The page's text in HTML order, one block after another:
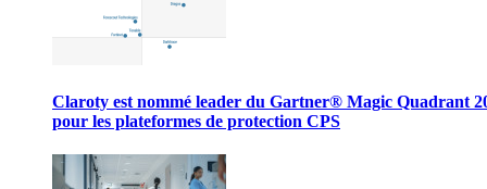
Claroty est nommé leader du Gartner® Magic Quadrant
pour les plateformes de protection CPS